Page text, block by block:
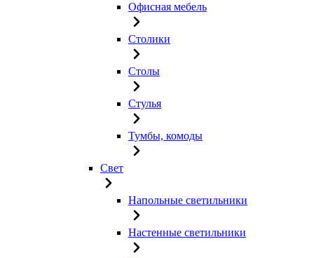
Офисная мебель
Столики
Столы
Стулья
Тумбы, комоды
Свет
Напольные светильники
Настенные светильники